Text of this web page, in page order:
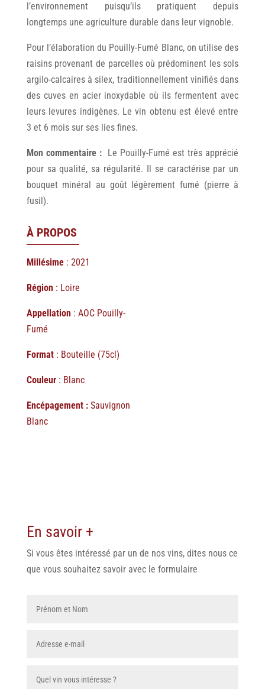
l’environnement puisqu’ils pratiquent depuis
longtemps une agriculture durable dans leur vignoble.
Pour l’élaboration du Pouilly-Fumé Blanc, on utilise des
raisins provenant de parcelles où prédominent les sols
argilo-calcaires à silex, traditionnellement vinifiés dans
des cuves en acier inoxydable où ils fermentent avec
leurs levures indigènes. Le vin obtenu est élevé entre
3 et 6 mois sur ses lies fines.
Mon commentaire :
Le Pouilly-Fumé est très apprécié
pour sa qualité, sa régularité. Il se caractérise par un
bouquet minéral au goût légèrement fumé (pierre à
fusil).
À PROPOS
Millésime: 2021
Région : Loire
Appellation : AOC Pouilly-
Fumé
Format: Bouteille (75cl)
Couleur: Blanc
Encépagement :Sauvignon
Blanc
En savoir +
Si vous êtes intéressé par un de nos vins, dites nous ce
que vous souhaitez savoir avec le formulaire